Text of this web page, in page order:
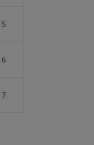
5
6
7